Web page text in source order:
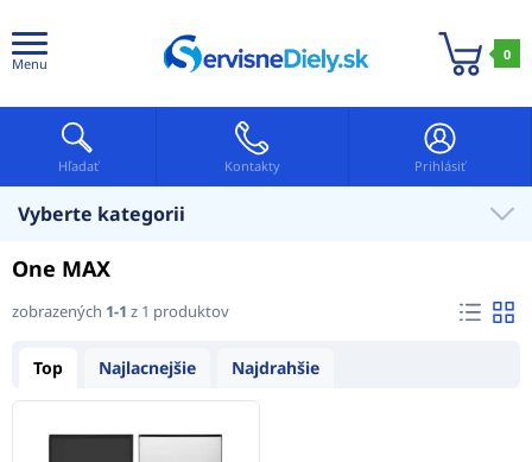
Menu
0
Hľadať Kontakty Prihlásiť
Vyberte kategorii
One MAX
zobrazených 1-1 z 1 produktov
Top Najlacnejšie Najdrahšie